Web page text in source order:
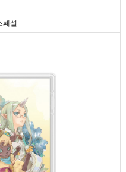
페셜